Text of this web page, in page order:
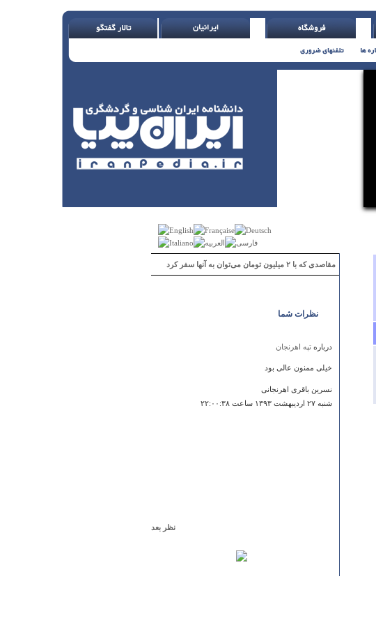
مقاصدی که با ۲ میلیون تومان می‌توان به آنها سفر کرد
نظرات شما
درباره تپه اهرنجان
خیلی ممنون عالی بود
نسرین باقری اهرنجانی
شنبه ۲۷ ارديبهشت ۱۳۹۳ ساعت ۲۲:۰۰:۳۸
That's a smart way of tihnikng about it.
نظر بعد